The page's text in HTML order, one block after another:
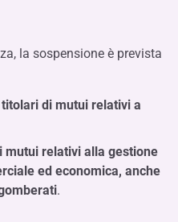
la sospensione è prevista
di mutui relativi a
relativi alla gestione
ed economica, anche
.